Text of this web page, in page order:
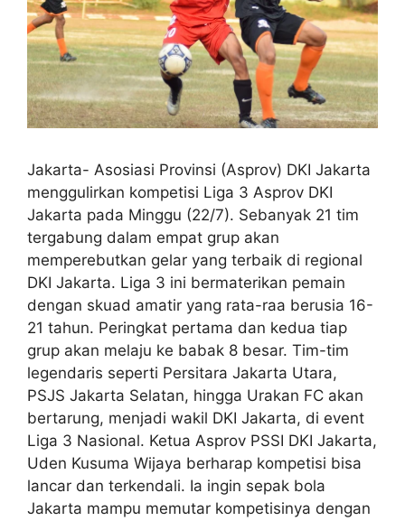
Jakarta- Asosiasi Provinsi (Asprov) DKI Jakarta
menggulirkan kompetisi Liga 3 Asprov DKI
Jakarta pada Minggu (22/7). Sebanyak 21 tim
tergabung dalam empat grup akan
memperebutkan gelar yang terbaik di regional
DKI Jakarta. Liga 3 ini bermaterikan pemain
dengan skuad amatir yang rata-raa berusia 16-
21 tahun. Peringkat pertama dan kedua tiap
grup akan melaju ke babak 8 besar. Tim-tim
legendaris seperti Persitara Jakarta Utara,
PSJS Jakarta Selatan, hingga Urakan FC akan
bertarung, menjadi wakil DKI Jakarta, di event
Liga 3 Nasional. Ketua Asprov PSSI DKI Jakarta,
Uden Kusuma Wijaya berharap kompetisi bisa
lancar dan terkendali. Ia ingin sepak bola
Jakarta mampu memutar kompetisinya dengan